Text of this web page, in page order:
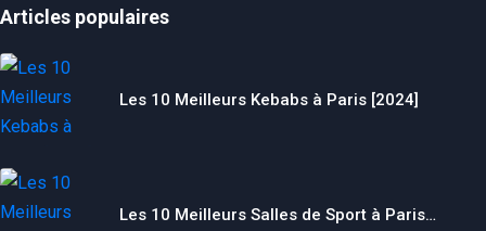
Articles populaires
Les 10 Meilleurs Kebabs à Paris [2024]
Les 10 Meilleurs Salles de Sport à Paris…
site, vous
chances de
contenu et des
offres